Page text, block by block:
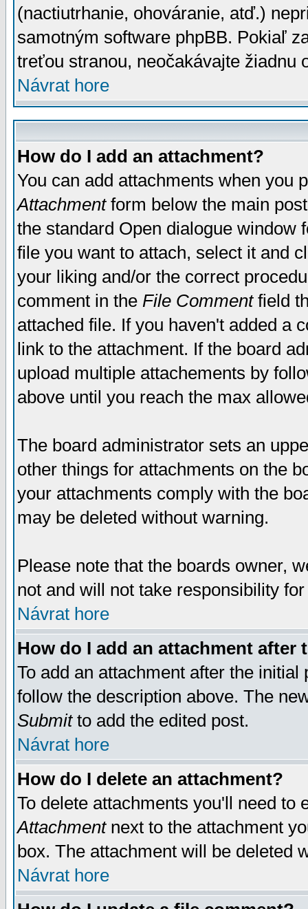
(nactiutrhanie, ohováranie, atď.)
samotným software phpBB. Pokiaľ
treťou stranou, neočakávajte žiadnu
Návrat hore
How do I add an attachment?
You can add attachments when you
Attachmentform below the main
the standard Open dialogue window
file you want to attach, select it and
your liking and/or the correct
comment in the File Commentfield
attached file. If you haven't added a
link to the attachment. If the board
upload multiple attachements by
above until you reach the max
The board administrator sets an
other things for attachments on the
your attachments comply with the
may be deleted without warning.
Please note that the boards owner,
not and will not take responsibility
Návrat hore
How do I add an attachment after
To add an attachment after the
follow the description above. The
Submitto add the edited post.
Návrat hore
How do I delete an attachment?
To delete attachments you'll need
Attachmentnext to the attachment
box. The attachment will be deleted
Návrat hore